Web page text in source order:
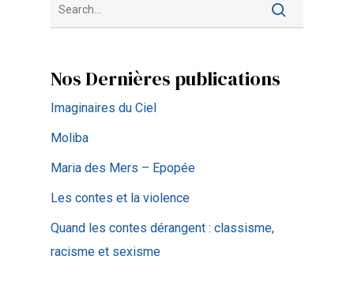
Nos Dernières publications
Imaginaires du Ciel
Moliba
Maria des Mers – Epopée
Les contes et la violence
Quand les contes dérangent : classisme,
racisme et sexisme